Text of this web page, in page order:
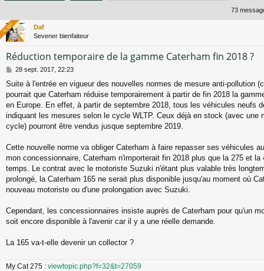
73
Daf
Sevener bienfaiteur
Réduction temporaire de la gamme Caterham fin 2018 ?
M
s
s
a
g
28 sept. 2017, 22:23
Suite à l'entrée en vigueur des nouvelles normes de mesure anti-pollution
pourrait que Caterham réduise temporairement à partir de fin 2018 la
en Europe. En effet, à partir de septembre 2018, tous les véhicules neufs
indiquant les mesures selon le cycle WLTP. Ceux déjà en stock (avec une
cycle) pourront être vendus jusque septembre 2019.
Cette nouvelle norme va obliger Caterham à faire repasser ses véhicules
mon concessionnaire, Caterham n'importerait fin 2018 plus que la 275 et la
temps. Le contrat avec le motoriste Suzuki n'étant plus valable très
prolongé, la Caterham 165 ne serait plus disponible jusqu'au moment où
nouveau motoriste ou d'une prolongation avec Suzuki.
Cependant, les concessionnaires insiste auprès de Caterham pour qu'un
soit encore disponible à l'avenir car il y a une réelle demande.
La 165 va-t-elle devenir un collector ?
My Cat 275 : viewtopic.php?f=32&t=27059
En ligne
En ligne